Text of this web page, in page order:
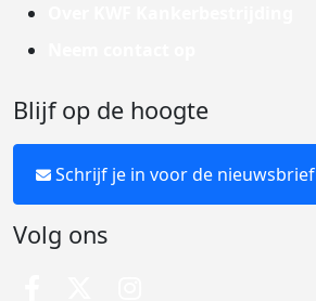
Blijf op de hoogte
Schrijf je in voor de nieuwsbrief
Volg ons